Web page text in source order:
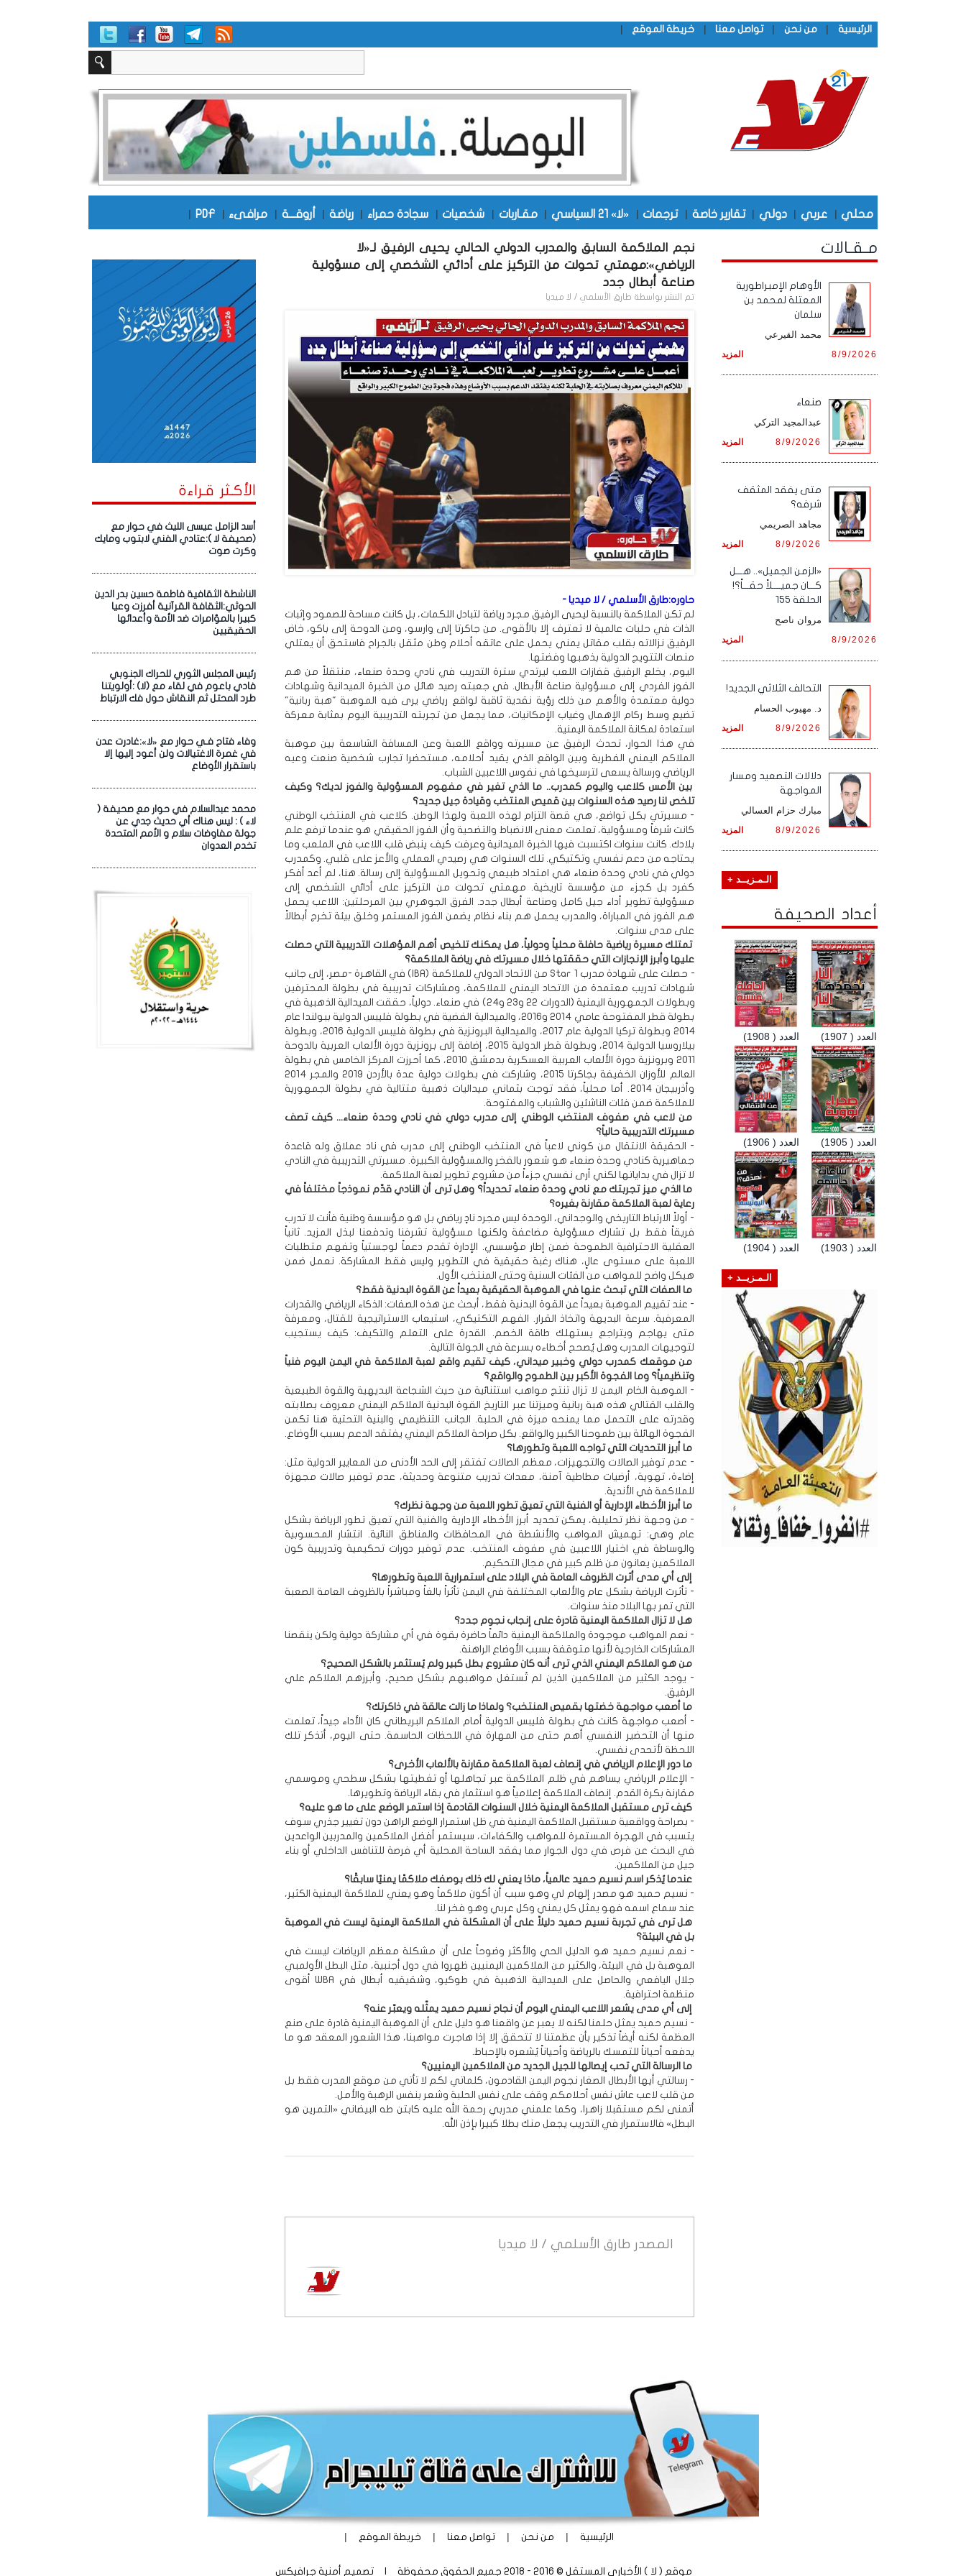
الرئيسية | من نحن | تواصل معنا | خريطة الموقع |
محلي | عربي | دولي | تقارير خاصة | ترجمات | «لا» 21 السياسي | مقـاربات | شخصيات | سجادة حمراء | رياضة | أروقـــة | مرافىء |
PDF
|
الأكـثر قـراءة
أسد الزامل عيسى الليث في حوار مع
(صحيفة لا ):عتادي الفني لابتوب ومايك
وكرت صوت
الناشطة الثقافية فاطمة حسين بدر الدين
الحوثي:الثقافة القرآنية أفرزت وعيا
كبيرا بالمؤامرات ضد الأمة وأعدائها
الحقيقيين
رئيس المجلس الثوري للحراك الجنوبي
فادي باعوم في لقاء مع (لا) :أولويتنا
طرد المحتل ثم النقاش حول فك الارتباط
وفاء فتاح فـي حوار مع «لا»:غادرت عدن
في غمرة الاغتيالات ولن أعود إليها إلا
باستقرار الأوضاع
محمد عبدالسلام في حوار مع صحيفة (
لاء ) : ليس هناك أي حديث جدي عن
جولة مفاوضات سلام و الأمم المتحدة
تخدم العدوان
نجم الملاكمة السابق والمدرب الدولي الحالي يحيى الرفيق لـ«لا
الرياضي»:مهمتي تحولت من التركيز على أدائي الشخصي إلى مسؤولية
صناعة أبطال جدد
تم النشر بواسطة طارق الأسلمي / لا ميديا
حاوره:طارق الأسلمي / لا ميديا -
لم تكن الملاكمة بالنسبة ليحيى الرفيق مجرد رياضة لتبادل اللكمات، بل كانت مساحة للصمود وإثبات
الذات في حلبات عالمية لا تعترف إلا بالأقوى. من جاكرتا إلى وارسو، ومن الدوحة إلى باكو، خاض
الرفيق نزالاته بقلب مقاتل يمني يحمل على عاتقه أحلام وطن مثقل بالجراح فاستحق أن يعتلي
منصات التتويج الدولية بذهبها وفضتها.
اليوم، يخلع الرفيق قفازات اللعب ليرتدي سترة التدريب في نادي وحدة صنعاء، منتقلاً من هم
الفوز الفردي إلى مسؤولية صناعة الأبطال. في جعبته رصيد هائل من الخبرة الميدانية وشهادات
دولية معتمدة والأهم من ذلك رؤية نقدية ثاقبة لواقع رياضي يرى فيه الموهبة "هبة ربانية"
تضيع وسط ركام الإهمال وغياب الإمكانيات، مما يجعل من تجربته التدريبية اليوم بمثابة معركة
استعادة لمكانة الملاكمة اليمنية.
في هذا الحوار، تحدث الرفيق عن مسيرته وواقع اللعبة وعن المسافة الشاسعة بين موهبة
الملاكم اليمني الفطرية وبين الواقع الذي يقيد أحلامه، مستحضرا تجارب شخصية صنعت وعيه
الرياضي ورسالة يسعى لترسيخها في نفوس اللاعبين الشباب.
بين الأمس كلاعب واليوم كمدرب.. ما الذي تغير في مفهوم المسؤولية والفوز لديك؟ وكيف
تلخص لنا رصيد هذه السنوات بين قميص المنتخب وقيادة جيل جديد؟
- مسيرتي بكل تواضع، هي قصة التزام لهذه اللعبة ولهذا الوطن. كلاعب في المنتخب الوطني
كانت شرفاً ومسؤولية، تعلمت معنى الانضباط والتضحية وأن الفوز الحقيقي هو عندما ترفع علم
بلادك. كانت سنوات اكتسبت فيها الخبرة الميدانية وعرفت كيف ينبض قلب اللاعب في الملعب وما
يحتاجه من دعم نفسي وتكتيكي. تلك السنوات هي رصيدي العملي والأعز على قلبي. وكمدرب
دولي في نادي وحدة صنعاء هي امتداد طبيعي وتحويل المسؤولية إلى رسالة. هنا، لم أعد أفكر
كفرد بل كجزء من مؤسسة تاريخية. مهمتي تحولت من التركيز على أدائي الشخصي إلى
مسؤولية تطوير أداء جيل كامل وصناعة أبطال جدد. الفرق الجوهري بين المرحلتين: اللاعب يحمل
هم الفوز في المباراة، والمدرب يحمل هم بناء نظام يضمن الفوز المستمر وخلق بيئة تخرج أبطالاً
على مدى سنوات.
تمتلك مسيرة رياضية حافلة محلياً ودولياً، هل يمكنك تلخيص أهم المؤهلات التدريبية التي حصلت
عليها وأبرز الإنجازات التي حققتها خلال مسيرتك في رياضة الملاكمة؟
- حصلت على شهادة مدرب Star 1 من الاتحاد الدولي للملاكمة (IBA) في القاهرة -مصر، إلى جانب
شهادات تدريب معتمدة من الاتحاد اليمني للملاكمة، ومشاركات تدريبية في بطولة المحترفين
وبطولات الجمهورية اليمنية (الدورات 22 و23 و24) في صنعاء. دولياً، حققت الميدالية الذهبية في
بطولة قطر المفتوحة عامي 2014 و2016، والميدالية الفضية في بطولة فليبس الدولية ببولندا عام
2014 وبطولة تركيا الدولية عام 2017، والميدالية البرونزية في بطولة فليبس الدولية 2016، وبطولة
بيلاروسيا الدولية 2014، وبطولة قطر الدولية 2015، إضافة إلى برونزية دورة الألعاب العربية بالدوحة
2011 وبرونزية دورة الألعاب العربية العسكرية بدمشق 2010، كما أحرزت المركز الخامس في بطولة
العالم للأوزان الخفيفة بجاكرتا 2015، وشاركت في بطولات دولية عدة بالأردن 2019 والمجر 2014
وأذربيجان 2014. أما محلياً، فقد توجت بثماني ميداليات ذهبية متتالية في بطولة الجمهورية
للملاكمة ضمن فئات الناشئين والشباب والمفتوحة.
من لاعب في صفوف المنتخب الوطني إلى مدرب دولي في نادي وحدة صنعاء... كيف تصف
مسيرتك التدريبية حالياً؟
- الحقيقة الانتقال من كوني لاعباً في المنتخب الوطني إلى مدرب في ناد عملاق وله قاعدة
جماهيرية كنادي وحدة صنعاء هو شعور بالفخر والمسؤولية الكبيرة. مسيرتي التدريبية في النادي
لا تزال في بداياتها لكني أرى نفسي جزءاً من مشروع تطوير لعبة الملاكمة.
ما الذي ميز تجربتك مع نادي وحدة صنعاء تحديداً؟ وهل ترى أن النادي قدّم نموذجاً مختلفاً في
رعاية لعبة الملاكمة مقارنة بغيره؟
- أولاً الارتباط التاريخي والوجداني، الوحدة ليس مجرد نادٍ رياضي بل هو مؤسسة وطنية فأنت لا تدرب
فريقاً فقط بل تشارك مسؤولية مضاعفة ولكنها مسؤولية تشرفنا وتدفعنا لبذل المزيد. ثانياً
العقلية الاحترافية الطموحة ضمن إطار مؤسسي. الإدارة تقدم دعماً لوجستياً وتفهم متطلبات
اللعبة على مستوى عالٍ، هناك رغبة حقيقية في التطوير وليس فقط المشاركة. نعمل ضمن
هيكل واضح للمواهب من الفئات السنية وحتى المنتخب الأول.
ما الصفات التي تبحث عنها في الموهبة الحقيقية بعيداً عن القوة البدنية فقط؟
- عند تقييم الموهبة بعيداً عن القوة البدنية فقط، أبحث عن هذه الصفات: الذكاء الرياضي والقدرات
المعرفية. سرعة البديهة واتخاذ القرار. الفهم التكتيكي، استيعاب الاستراتيجية للقتال، ومعرفة
متى يهاجم ويتراجع يستهلك طاقة الخصم. القدرة على التعلم والتكيف: كيف يستجيب
لتوجيهات المدرب وهل يُصحح أخطاءه بسرعة في الجولة التالية.
من موقعك كمدرب دولي وخبير ميداني، كيف تقيم واقع لعبة الملاكمة في اليمن اليوم فنياً
وتنظيمياً؟ وما الفجوة الأكبر بين الطموح والواقع؟
- الموهبة الخام اليمن لا تزال تنتج مواهب استثنائية من حيث الشجاعة البديهية والقوة الطبيعية
والقلب القتالي هذه هبة ربانية وميزتنا عبر التاريخ القوة البدنية الملاكم اليمني معروف بصلابته
وقدرته على التحمل مما يمنحه ميزة في الحلبة. الجانب التنظيمي والبنية التحتية هنا تكمن
الفجوة الهائلة بين طموحنا الكبير والواقع. بكل صراحة الملاكم اليمني يفتقد الدعم بسبب الأوضاع.
ما أبرز التحديات التي تواجه اللعبة وتطورها؟
- عدم توفير الصالات والتجهيزات، معظم الصالات تفتقر إلى الحد الأدنى من المعايير الدولية مثل:
إضاءة، تهوية، أرضيات مطاطية آمنة، معدات تدريب متنوعة وحديثة، عدم توفير صالات مجهزة
للملاكمة في الأندية.
ما أبرز الأخطاء الإدارية أو الفنية التي تعيق تطور اللعبة من وجهة نظرك؟
- من وجهة نظر تحليلية، يمكن تحديد أبرز الأخطاء الإدارية والفنية التي تعيق تطور الرياضة بشكل
عام وهي: تهميش المواهب والأنشطة في المحافظات والمناطق النائية. انتشار المحسوبية
والوساطة في اختيار اللاعبين في صفوف المنتخب. عدم توفير دورات تحكيمية وتدريبية كون
الملاكمين يعانون من ظلم كبير في مجال التحكيم.
إلى أي مدى أثرت الظروف العامة في البلاد على استمرارية اللعبة وتطورها؟
- تأثرت الرياضة بشكل عام والألعاب المختلفة في اليمن تأثراً بالغاً ومباشراً بالظروف العامة الصعبة
التي تمر بها البلاد منذ سنوات.
هل لا تزال الملاكمة اليمنية قادرة على إنجاب نجوم جدد؟
- نعم المواهب موجودة والملاكمة اليمنية دائماً حاضرة بقوة في أي مشاركة دولية ولكن ينقصنا
المشاركات الخارجية لأنها متوقفة بسبب الأوضاع الراهنة.
من هو الملاكم اليمني الذي ترى أنه كان مشروع بطل كبير ولم يُستثمر بالشكل الصحيح؟
- يوجد الكثير من الملاكمين الذين لم تُستغل مواهبهم بشكل صحيح، وأبرزهم الملاكم علي
الرفيق.
ما أصعب مواجهة خضتها بقميص المنتخب؟ ولماذا ما زالت عالقة في ذاكرتك؟
- أصعب مواجهة كانت في بطولة فليبس الدولية أمام الملاكم البريطاني كان الأداء جيداً، تعلمت
منها أن التحضير النفسي أهم حتى من المهارة في اللحظات الحاسمة. حتى اليوم، أتذكر تلك
اللحظة لأتحدى نفسي.
ما دور الإعلام الرياضي في إنصاف لعبة الملاكمة مقارنة بالألعاب الأخرى؟
- الإعلام الرياضي يساهم في ظلم الملاكمة عبر تجاهلها أو تغطيتها بشكل سطحي وموسمي
مقارنة بكرة القدم. إنصاف الملاكمة إعلامياً هو استثمار في بقاء الرياضة وتطويرها.
كيف ترى مستقبل الملاكمة اليمنية خلال السنوات القادمة إذا استمر الوضع على ما هو عليه؟
- بصراحة وواقعية مستقبل الملاكمة اليمنية في ظل استمرار الوضع الراهن دون تغيير جذري سوف
يتسبب في الهجرة المستمرة للمواهب والكفاءات، سيستمر أفضل الملاكمين والمدربين الواعدين
في البحث عن فرص في دول الجوار مما يفقد الساحة المحلية أي فرصة للتنافس الداخلي أو بناء
جيل من الملاكمين.
عندما يُذكر اسم نسيم حميد عالمياً، ماذا يعني لك ذلك بوصفك ملاكمًا يمنيًا سابقًا؟
- نسيم حميد هو مصدر إلهام لي وهو سبب أن أكون ملاكماً وهو يعني للملاكمة اليمنية الكثير،
عند سماع اسمه فهو يمثل كل يمني وكل عربي وهو فخر لنا.
هل ترى في تجربة نسيم حميد دليلاً على أن المشكلة في الملاكمة اليمنية ليست في الموهبة
بل في البيئة؟
- نعم نسيم حميد هو الدليل الحي والأكثر وضوحاً على أن مشكلة معظم الرياضات ليست في
الموهبة بل في البيئة، والكثير من الملاكمين اليمنيين ظهروا في دول أجنبية، مثل البطل الأولمبي
جلال اليافعي والحاصل على الميدالية الذهبية في طوكيو، وشقيقيه أبطال في WBA أقوى
منظمة احترافية.
إلى أي مدى يشعر اللاعب اليمني اليوم أن نجاح نسيم حميد يمثّله ويعبّر عنه؟
- نسيم حميد يمثل حلمنا لكنه لا يعبر عن واقعنا هو دليل على أن الموهبة اليمنية قادرة على صنع
العظمة لكنه أيضاً تذكير بأن عظمتنا لا تتحقق إلا إذا هاجرت مواهبنا، هذا الشعور المعقد هو ما
يدفعه أحياناً للتمسك بالرياضة وأحياناً يُشعره بالإحباط.
ما الرسالة التي تحب إيصالها للجيل الجديد من الملاكمين اليمنيين؟
- رسالتي أيها الأبطال الصغار نجوم اليمن القادمون، كلماتي لكم لا تأتي من موقع المدرب فقط بل
من قلب لاعب عاش نفس أحلامكم وقف على نفس الحلبة وشعر بنفس الرهبة والأمل.
أتمنى لكم مستقبلا زاهرا، وكما علمني مدربي رحمة الله عليه كابتن طه البيضاني «التمرين هو
البطل» فالاستمرار في التدريب يجعل منك بطلا كبيرا بإذن الله.
المصدر طارق الأسلمي / لا ميديا
مـقـالات
الأوهام الإمبراطورية
المعتلة لمحمد بن
سلمان
محمد القيرعي
المزيد 8/9/2026
صنعاء
عبدالمجيد التركي
المزيد 8/9/2026
متى يفقد المثقف
شرفه؟
مجاهد الصريمي
المزيد 8/9/2026
«الزمن الجميل».. هـــل
كـــان جميــــلاً حقـــاً؟!
الحلقة 155
مروان ناصح
المزيد 8/9/2026
التحالف الثلاثي الجديد!
د. مهيوب الحسام
المزيد 8/9/2026
دلالات التصعيد ومسار
المواجهة
مبارك حزام العسالي
المزيد 8/9/2026
الـمـزيــد +
أعداد الصحيفة
العدد ( 1908) العدد ( 1907)
العدد ( 1906) العدد ( 1905)
العدد ( 1904) العدد ( 1903)
الـمـزيــد +
الرئيسية | من نحن | تواصل معنا | خريطة الموقع |
موقع ( لا ) الأخباري المستقل © 2016 - 2018 جميع الحقوق محفوظة | تصميم أمنية جرافيكس